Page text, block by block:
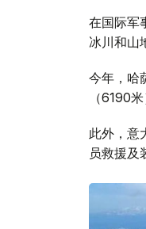
在国际军
冰川和山
今年，哈
（6190
此外，意
员救援及